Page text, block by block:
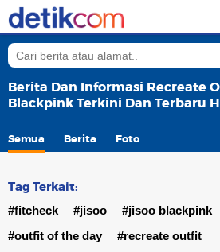
Berita Dan Informasi Recreate
Blackpink Terkini Dan Terbaru
Semua Berita Foto
Tag Terkait:
#fitcheck #jisoo #jisoo blackpink
#outfit of the day
#recreate outfit